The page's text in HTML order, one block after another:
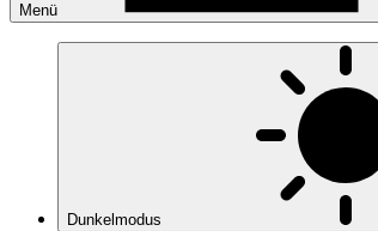
Menü
Dunkelmodus